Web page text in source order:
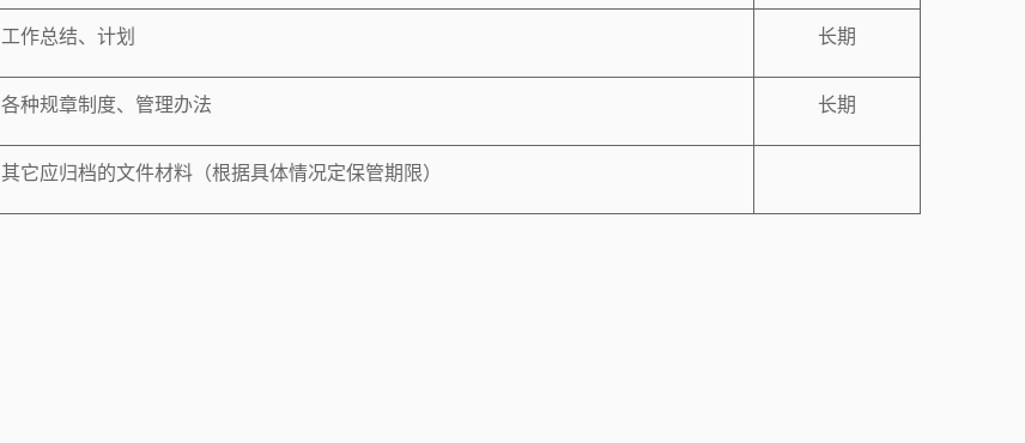
工作总结、计划 长期
各种规章制度、管理办法 长期
其它应归档的文件材料（根据具体情况定保管期限）